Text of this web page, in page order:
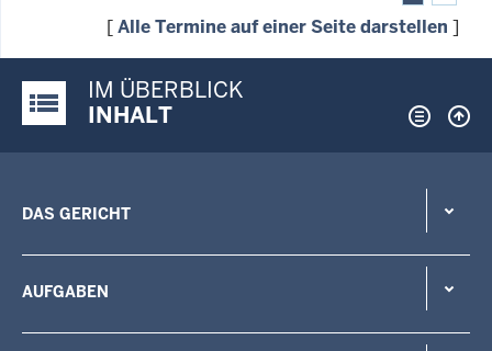
[Alle Termine auf einer Seite darstellen ]
Justiz-Portal im Überblick:
IM ÜBERBLICK
INHALT
DAS GERICHT
AUFGABEN